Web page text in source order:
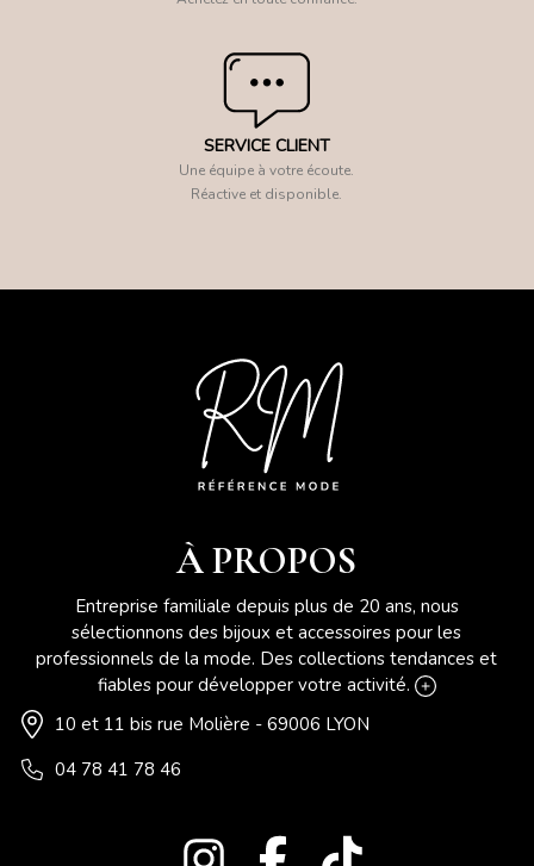
SERVICE CLIENT
Une équipe à votre écoute.
Réactive et disponible.
À PROPOS
Entreprise familiale depuis plus de 20 ans, nous
sélectionnons des bijoux et accessoires pour les
professionnels de la mode. Des collections tendances et
fiables pour développer votre activité.
10 et 11 bis rue Molière - 69006 LYON
04 78 41 78 46